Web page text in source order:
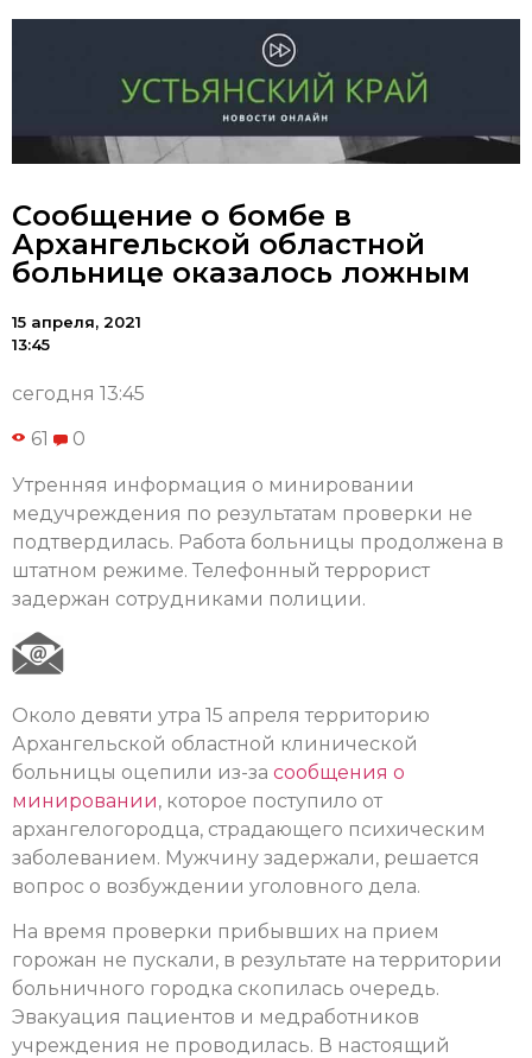
Сообщение о бомбе в
Архангельской областной
больнице оказалось ложным
15 апреля, 2021
13:45
сегодня 13:45
61 0
Утренняя информация о минировании
медучреждения по результатам проверки не
подтвердилась. Работа больницы продолжена в
штатном режиме. Телефонный террорист
задержан сотрудниками полиции.
Около девяти утра 15 апреля территорию
Архангельской областной клинической
больницы оцепили из-за сообщения о
минировании, которое поступило от
архангелогородца, страдающего психическим
заболеванием. Мужчину задержали, решается
вопрос о возбуждении уголовного дела.
На время проверки прибывших на прием
горожан не пускали, в результате на территории
больничного городка скопилась очередь.
Эвакуация пациентов и медработников
учреждения не проводилась. В настоящий